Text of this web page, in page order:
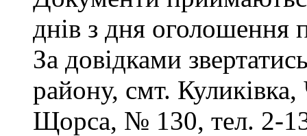
днів з дня оголошення
За довідками
району, смт. Куликівка,
Щорса, № 130, тел. 2-